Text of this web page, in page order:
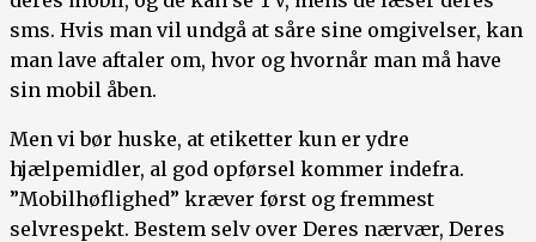
sms. Hvis man vil undgå at såre sine omgivelser, kan
man lave aftaler om, hvor og hvornår man må have
sin mobil åben.
Men vi bør huske, at etiketter kun er ydre
hjælpemidler, al god opførsel kommer indefra.
”Mobilhøflighed” kræver først og fremmest
selvrespekt. Bestem selv over Deres nærvær, Deres